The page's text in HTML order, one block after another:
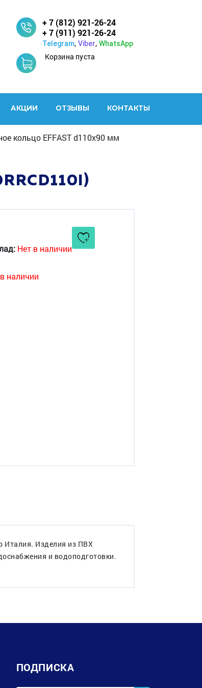
+ 7 (812) 921-26-24
+ 7 (911) 921-26-24
Telegram, Viber, WhatsApp
Корзина пуста
АКЦИИ ОТЗЫВЫ КОНТАКТЫ
кольцо EFFAST d110x90 мм
Нет в наличии
наличии
Италия. Изделия из ПВХ
и водоподготовки.
ПОДПИСКА